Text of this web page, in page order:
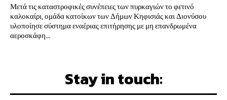
Μετά τις καταστροφικές συνέπειες των πυρκαγιών το φετινό
καλοκαίρι, ομάδα κατοίκων των Δήμων Κηφισιάς και Διονύσου
υλοποίησε σύστημα εναέριας επιτήρησης με μη επανδρωμένα
αεροσκάφη...
Stay in touch: